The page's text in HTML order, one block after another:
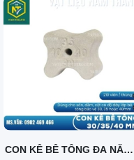
CON KÊ BÊ TÔNG ĐA NĂNG